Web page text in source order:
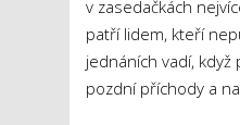
v zasedačkách
patří lidem, kteří
jednáních vadí,
pozdní příchody a